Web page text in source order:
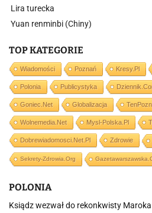
Lira turecka
Yuan renminbi (Chiny)
TOP KATEGORIE
Wiadomości Poznań Kresy.pl
Polonia Publicystyka
Goniec.net Globalizacja
Wolnemedia.net Mysl-Polska.pl
Dobrewiadomosci.net.pl Zdrowie
Sekrety-Zdrowia.org
POLONIA
Ksiądz wezwał do rekonkwisty Maroka